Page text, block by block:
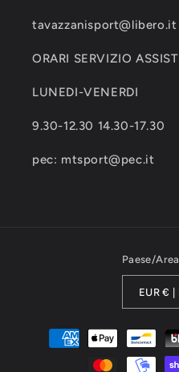
tavazzanisport@libero.it
ORARI SERVIZIO
LUNEDI-VENERDI
9.30-12.30 14.30-17.30
pec: mtsport@pec.it
Paese/
EUR
Metodi